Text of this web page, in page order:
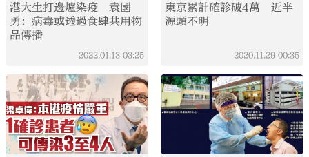
港大生打邊爐染疫 袁國
勇：病毒或透過食肆共用物
品傳播
2022.01.13 03:25
東京累計確診破4萬 近半
源頭不明
2020.11.29 00:35